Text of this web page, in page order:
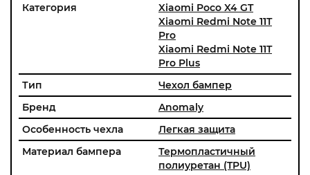
Категория
Xiaomi Poco X4 GT
Xiaomi Redmi Note 11T
Pro
Xiaomi Redmi Note 11T
Pro Plus
Тип
Чехол бампер
Бренд
Anomaly
Особенность чехла
Легкая защита
Материал бампера
Термопластичный
полиуретан (TPU)